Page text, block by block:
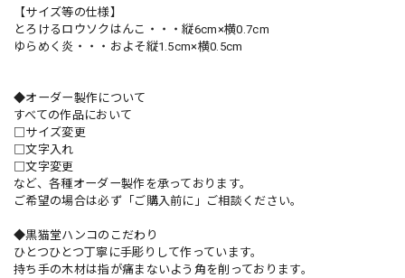
【サイズ等の仕様】
とろけるロウソクはんこ・・・縦6cm×横0.7cm
ゆらめく炎・・・およそ縦1.5cm×横0.5cm
◆オーダー製作について
すべての作品において
□サイズ変更
□文字入れ
□文字変更
など、各種オーダー製作を承っております。
ご希望の場合は必ず「ご購入前に」ご相談ください。
◆黒猫堂ハンコのこだわり
ひとつひとつ丁寧に手彫りして作っています。
持ち手の木材は指が痛まないよう角を削っております。